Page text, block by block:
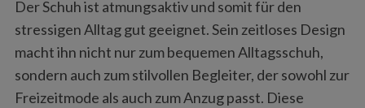
Der Schuh ist atmungsaktiv und somit für den
stressigen Alltag gut geeignet. Sein zeitloses Design
macht ihn nicht nur zum bequemen Alltagsschuh,
sondern auch zum stilvollen Begleiter, der sowohl zur
Freizeitmode als auch zum Anzug passt. Diese